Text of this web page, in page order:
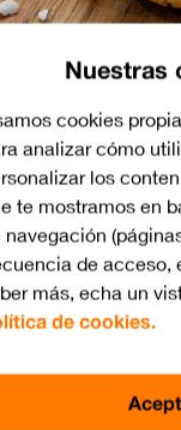
Nuestras
cookies
analizar cómo
los
te mostramos en
navegación
de acceso,
más, echa un
de cookies.